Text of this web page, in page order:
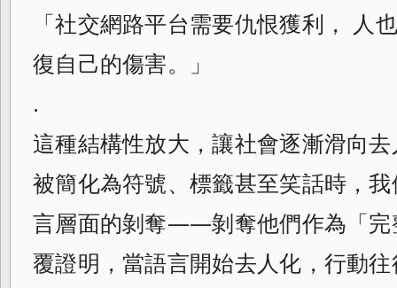
「社交網路平台需要仇恨獲利， 人
復自己的傷害。」
.
這種結構性放大，讓社會逐漸滑向
被簡化為符號、標籤甚至笑話時，
言層面的剝奪——剝奪他們作為「完
覆證明，當語言開始去人化，行動